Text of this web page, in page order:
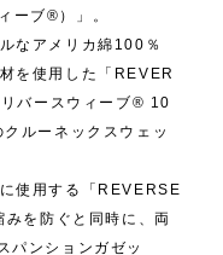
ーブ®）」。
なアメリカ綿100％
を使用した「REVER
バースウィーブ® 10
ルーネックスウェッ
使用する「REVERSE
を防ぐと同時に、両
パンションガゼッ